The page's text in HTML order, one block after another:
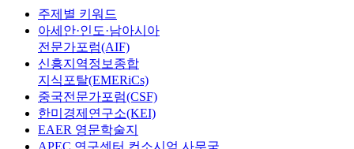
주제별 키워드
아세안·인도·남아시아
전문가포럼(AIF)
신흥지역정보종합
지식포탈(EMERiCs)
중국전문가포럼(CSF)
한미경제연구소(KEI)
EAER 영문학술지